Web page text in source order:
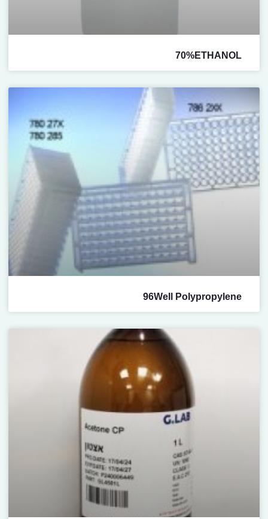
70%ETHANOL
96Well Polypropylene